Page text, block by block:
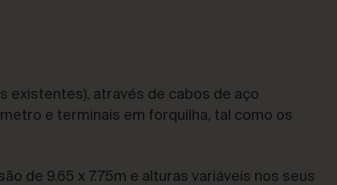
existentes), através de cabos de aço
e terminais em forquilha, tal como os
de 9.65 x 7.75m e alturas variáveis nos seus